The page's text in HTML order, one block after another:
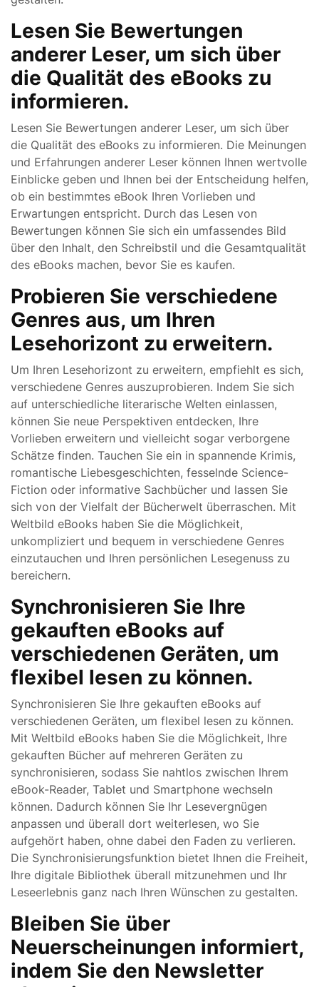
Lesen Sie Bewertungen
anderer Leser, um sich über
die Qualität des eBooks zu
informieren.
Lesen Sie Bewertungen anderer Leser, um sich über
die Qualität des eBooks zu informieren. Die Meinungen
und Erfahrungen anderer Leser können Ihnen wertvolle
Einblicke geben und Ihnen bei der Entscheidung helfen,
ob ein bestimmtes eBook Ihren Vorlieben und
Erwartungen entspricht. Durch das Lesen von
Bewertungen können Sie sich ein umfassendes Bild
über den Inhalt, den Schreibstil und die Gesamtqualität
des eBooks machen, bevor Sie es kaufen.
Probieren Sie verschiedene
Genres aus, um Ihren
Lesehorizont zu erweitern.
Um Ihren Lesehorizont zu erweitern, empfiehlt es sich,
verschiedene Genres auszuprobieren. Indem Sie sich
auf unterschiedliche literarische Welten einlassen,
können Sie neue Perspektiven entdecken, Ihre
Vorlieben erweitern und vielleicht sogar verborgene
Schätze finden. Tauchen Sie ein in spannende Krimis,
romantische Liebesgeschichten, fesselnde Science-
Fiction oder informative Sachbücher und lassen Sie
sich von der Vielfalt der Bücherwelt überraschen. Mit
Weltbild eBooks haben Sie die Möglichkeit,
unkompliziert und bequem in verschiedene Genres
einzutauchen und Ihren persönlichen Lesegenuss zu
bereichern.
Synchronisieren Sie Ihre
gekauften eBooks auf
verschiedenen Geräten, um
flexibel lesen zu können.
Synchronisieren Sie Ihre gekauften eBooks auf
verschiedenen Geräten, um flexibel lesen zu können.
Mit Weltbild eBooks haben Sie die Möglichkeit, Ihre
gekauften Bücher auf mehreren Geräten zu
synchronisieren, sodass Sie nahtlos zwischen Ihrem
eBook-Reader, Tablet und Smartphone wechseln
können. Dadurch können Sie Ihr Lesevergnügen
anpassen und überall dort weiterlesen, wo Sie
aufgehört haben, ohne dabei den Faden zu verlieren.
Die Synchronisierungsfunktion bietet Ihnen die Freiheit,
Ihre digitale Bibliothek überall mitzunehmen und Ihr
Leseerlebnis ganz nach Ihren Wünschen zu gestalten.
Bleiben Sie über
Neuerscheinungen informiert,
indem Sie den Newsletter